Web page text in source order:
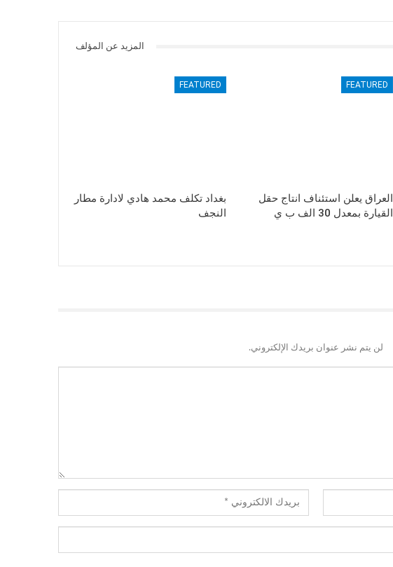
المزيد عن المؤلف
FEATURED
العراق يعلن استئناف انتاج حقل
القيارة بمعدل 30 الف ب ي
FEATURED
بغداد تكلف محمد هادي لادارة مطار
النجف
لن يتم نشر عنوان بريدك الإلكتروني.